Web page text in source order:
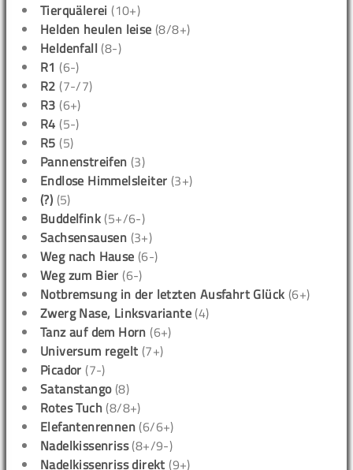
Tierquälerei (10+)
Helden heulen leise (8/8+)
Heldenfall (8-)
R1 (6-)
R2 (7-/7)
R3 (6+)
R4 (5-)
R5 (5)
Pannenstreifen (3)
Endlose Himmelsleiter (3+)
(?) (5)
Buddelfink (5+/6-)
Sachsensausen (3+)
Weg nach Hause (6-)
Weg zum Bier (6-)
Notbremsung in der letzten Ausfahrt Glück (6+)
Zwerg Nase, Linksvariante (4)
Tanz auf dem Horn (6+)
Universum regelt (7+)
Picador (7-)
Satanstango(8)
Rotes Tuch (8/8+)
Elefantenrennen (6/6+)
Nadelkissenriss(8+/9-)
Nadelkissenriss direkt (9+)